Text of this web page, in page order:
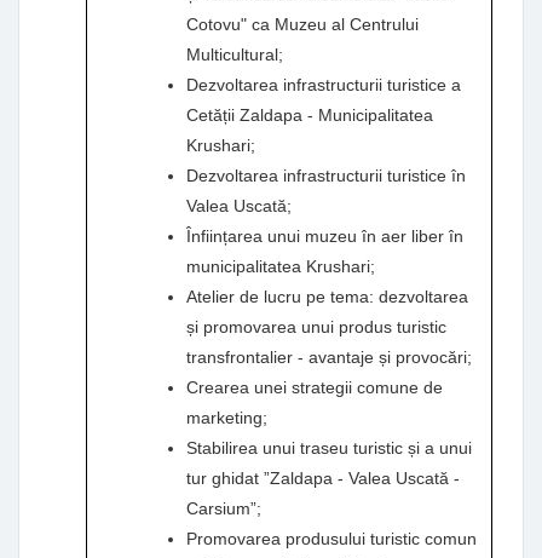
Cotovu" ca Muzeu al Centrului
Multicultural;
Dezvoltarea infrastructurii turistice a
Cetății Zaldapa - Municipalitatea
Krushari;
Dezvoltarea infrastructurii turistice în
Valea Uscată;
Înființarea unui muzeu în aer liber în
municipalitatea Krushari;
Atelier de lucru pe tema: dezvoltarea
și promovarea unui produs turistic
transfrontalier - avantaje și provocări;
Crearea unei strategii comune de
marketing;
Stabilirea unui traseu turistic și a unui
tur ghidat ”Zaldapa - Valea Uscată -
Carsium”;
Promovarea produsului turistic comun